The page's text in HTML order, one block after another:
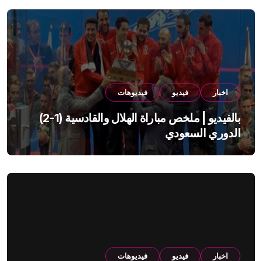
اخبار فيديو فيديوهات
بالفيديو | ملخص مباراة الهلال والقادسية (1-2)
الدوري السعودي
اخبار فيديو فيديوهات